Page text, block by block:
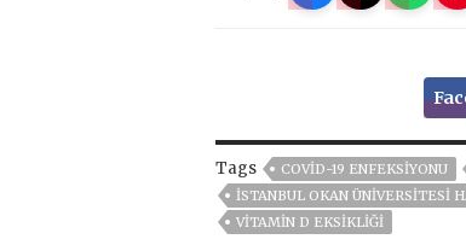
Tags COVID-19 ENFEKSIYONU
İSTANBUL OKAN ÜNIVERSITESI
VITAMIN D EKSIKLIĞI